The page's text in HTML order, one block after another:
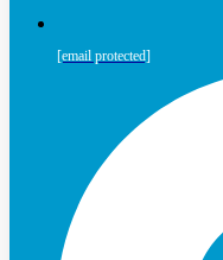
[email protected]